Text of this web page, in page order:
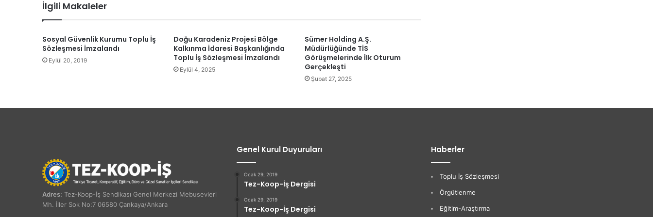
İlgili Makaleler
Sosyal Güvenlik Kurumu Toplu İş
Sözleşmesi İmzalandı
Eylül 20, 2019
Doğu Karadeniz Projesi Bölge
Kalkınma İdaresi Başkanlığında
Toplu İş Sözleşmesi İmzalandı
Eylül 4, 2025
Sümer Holding A.Ş.
Müdürlüğünde TİS
Görüşmelerinde İlk Oturum
Gerçekleşti
Şubat 27, 2025
Adres: Tez-Koop-İş Sendikası Genel Merkezi Mebusevleri
Mh. İller Sok No:7 06580 Çankaya/Ankara
Genel Kurul Duyuruları
Ocak 29, 2019
Tez-Koop-İş Dergisi
Ocak 29, 2019
Tez-Koop-İş Dergisi
Haberler
Toplu İş Sözleşmesi
Örgütlenme
Eğitim-Araştırma